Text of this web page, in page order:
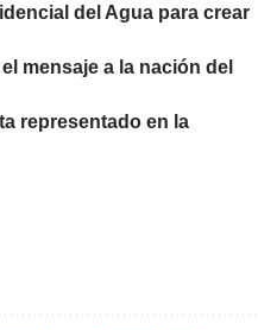
del Agua para crear
mensaje a la nación del
representado en la